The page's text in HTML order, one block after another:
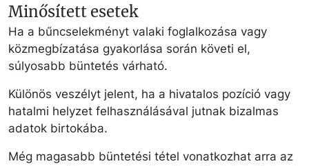
Minősített esetek
Ha a bűncselekményt valaki foglalkozása vagy
közmegbízatása gyakorlása során követi el,
súlyosabb büntetés várható.
Különös veszélyt jelent, ha a hivatalos pozíció vagy
hatalmi helyzet felhasználásával jutnak bizalmas
adatok birtokába.
Még magasabb büntetési tétel vonatkozhat arra az